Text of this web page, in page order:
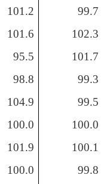
101.2
99.7
101.6
102.3
95.5
101.7
98.8
99.3
104.9
99.5
100.0
100.0
101.9
100.1
100.0
99.8